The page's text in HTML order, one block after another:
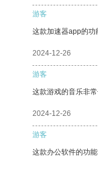
游客
这款加速器app的功
2024-12-26
游客
这款游戏的音乐非
2024-12-26
游客
这款办公软件的功